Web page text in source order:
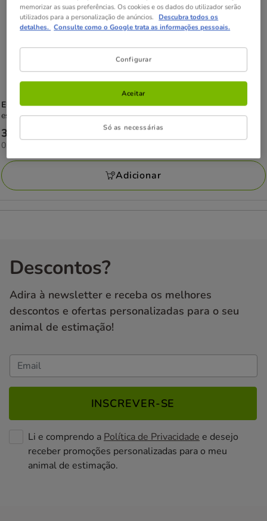
ElancoSano & Bello Vetriderm Antialérgico para donos de animais de
estimação
Preço
30.39€
30.39€
0.09€
por
ML
0.09€ / ml
Adicionar
Descontos?
Adira à newsletter e receba os melhores
descontos e ofertas personalizadas para o seu
animal de estimação!
INSCREVER-SE
Li e comprendo a Política de Privacidade e desejo
receber promoções personalizadas para o meu
animal de estimação.
memorizar as suas preferências. Os cookies e os dados do utilizador serão
utilizados para a personalização de anúncios. Descubra todos os
detalhes. Consulte como o Google trata as informações pessoais.
Configurar
Só as necessárias
Aceitar